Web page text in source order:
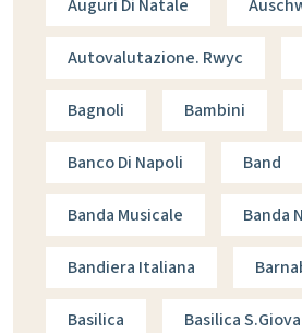
Auguri Di Natale
Autovalutazione. Rwyc
Bagnoli Bambini
Banco Di Napoli Band
Banda Musicale Banda
Bandiera Italiana
Basilica Basilica